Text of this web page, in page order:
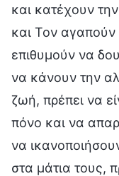
και κατέχουν
και Τον αγαπούν
επιθυμούν να
να κάνουν την
ζωή, πρέπει να
πόνο και να
να
στα μάτια τους,